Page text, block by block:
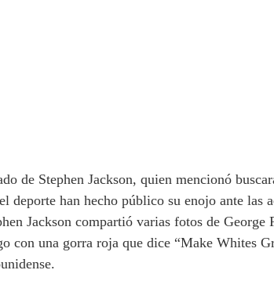
de Stephen Jackson, quien mencionó
deporte han hecho público su enojo ante las
Jackson compartió varias fotos de
con una gorra roja que dice “Make Whites